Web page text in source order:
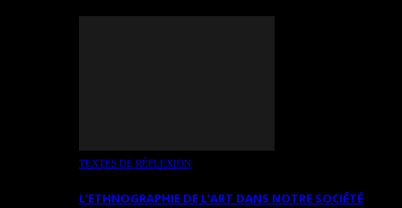
TEXTES DE RÉFLEXION
L’ETHNOGRAPHIE DE L’ART DANS NOTRE SOCIÉTÉ